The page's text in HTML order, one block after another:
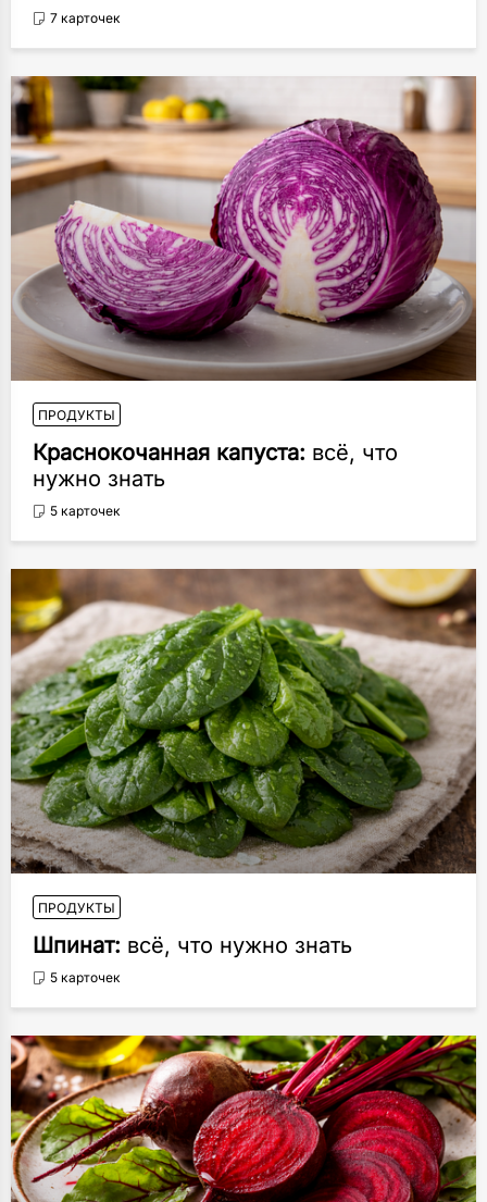
7 карточек
ПРОДУКТЫ
Краснокочанная капуста: всё, что
нужно знать
5 карточек
ПРОДУКТЫ
Шпинат: всё, что нужно знать
5 карточек